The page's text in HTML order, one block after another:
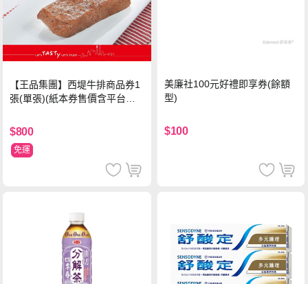
【王品集團】西堤牛排商品券1
張(單張)(紙本券售價含平台物
$800
免運
美廉社100元好禮即享券(餘額
型)
$100